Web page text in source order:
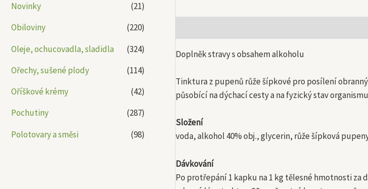
Novinky
(21)
Obiloviny
(220)
Oleje, ochucovadla, sladidla
(324)
Ořechy, sušené plody
(114)
Oříškové krémy
(42)
Pochutiny
(287)
Polotovary a směsi
(98)
Doplněk stravy s obsahem alkoholu
Tinktura z pupenů růže šípkové pro posílení
působící na dýchací cesty a na fyzický stav
Složení
voda, alkohol 40% obj., glycerin, růže šípková
Dávkování
Po protřepání 1 kapku na 1 kg tělesné hmotnosti za